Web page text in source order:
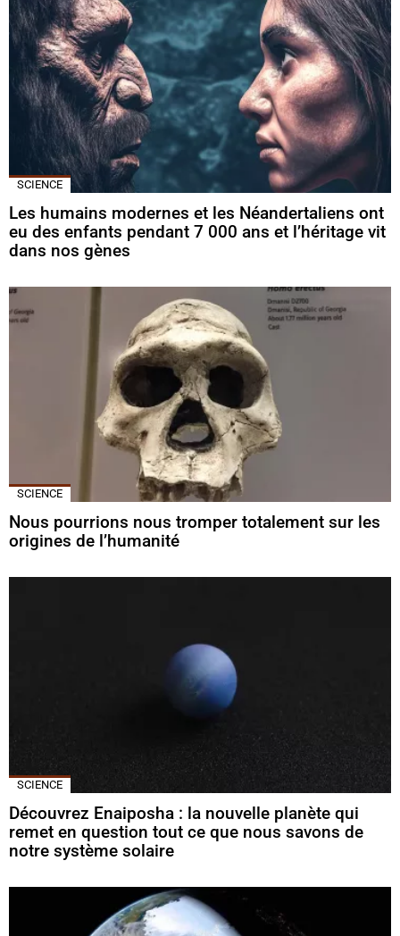
SCIENCE
Les humains modernes et les Néandertaliens ont
eu des enfants pendant 7 000 ans et l’héritage vit
dans nos gènes
SCIENCE
Nous pourrions nous tromper totalement sur les
origines de l’humanité
SCIENCE
Découvrez Enaiposha : la nouvelle planète qui
remet en question tout ce que nous savons de
notre système solaire